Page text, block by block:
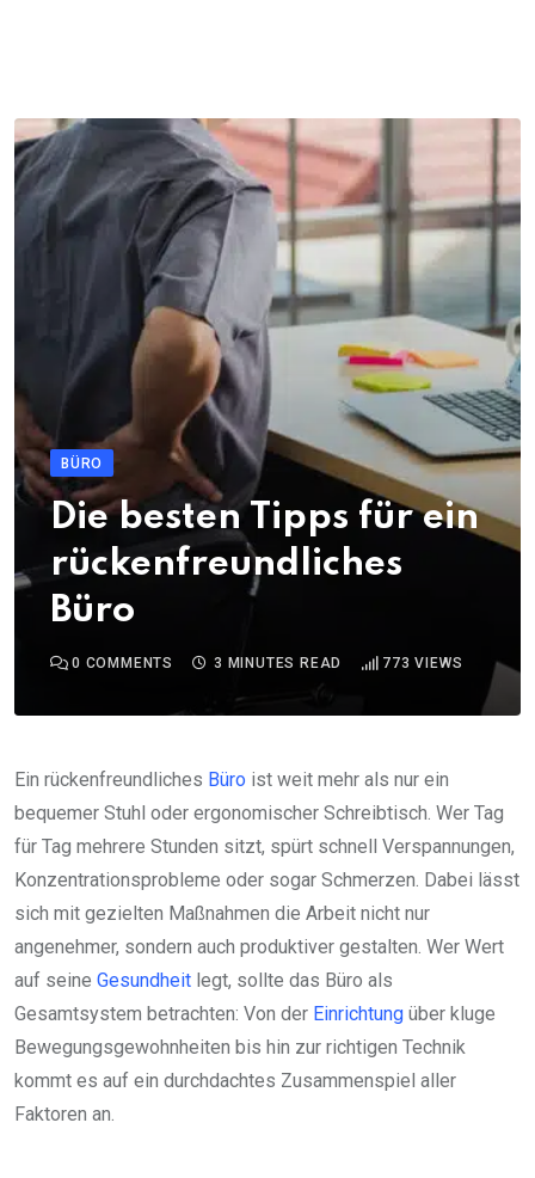
BÜRO
Die besten Tipps für ein
rückenfreundliches
Büro
0 COMMENTS 3 MINUTES READ 773 VIEWS
Ein rückenfreundliches Büro ist weit mehr als nur ein
bequemer Stuhl oder ergonomischer Schreibtisch. Wer Tag
für Tag mehrere Stunden sitzt, spürt schnell Verspannungen,
Konzentrationsprobleme oder sogar Schmerzen. Dabei lässt
sich mit gezielten Maßnahmen die Arbeit nicht nur
angenehmer, sondern auch produktiver gestalten. Wer Wert
auf seine Gesundheit legt, sollte das Büro als
Gesamtsystem betrachten: Von der Einrichtung über kluge
Bewegungsgewohnheiten bis hin zur richtigen Technik
kommt es auf ein durchdachtes Zusammenspiel aller
Faktoren an.